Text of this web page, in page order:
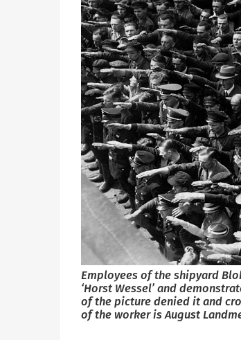
Employees of the shipyard
‘Horst Wessel’ and
of the picture denied it and
of the worker is August